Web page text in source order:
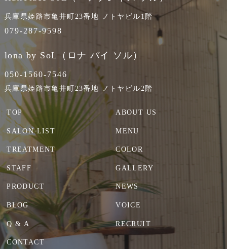
兵庫県姫路市亀井町23番地 ノトヤビル1階
079-287-9598
lona by SoL（ロナ バイ ソル）
050-1560-7546
兵庫県姫路市亀井町23番地 ノトヤビル2階
TOP ABOUT US
SALON LIST MENU
TREATMENT COLOR
STAFF GALLERY
PRODUCT NEWS
BLOG VOICE
Q & A RECRUIT
CONTACT